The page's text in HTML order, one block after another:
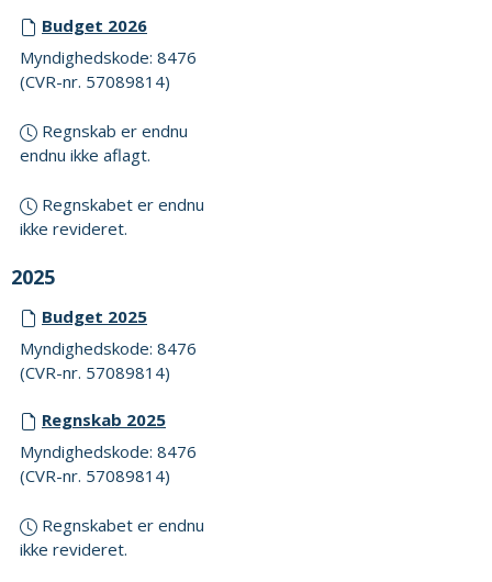
Budget 2026
Myndighedskode: 8476
(CVR-nr. 57089814)
Regnskab er endnu
endnu ikke aflagt.
Regnskabet er endnu
ikke revideret.
2025
Budget 2025
Myndighedskode: 8476
(CVR-nr. 57089814)
Regnskab 2025
Myndighedskode: 8476
(CVR-nr. 57089814)
Regnskabet er endnu
ikke revideret.